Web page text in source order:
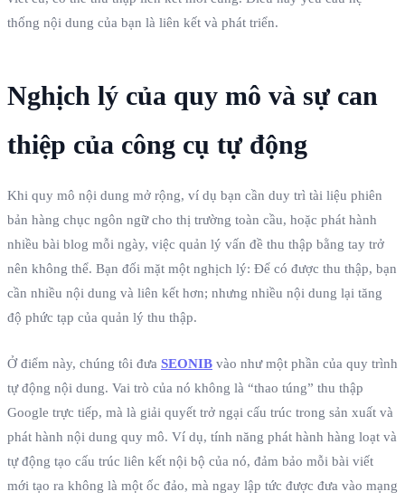
thống nội dung của bạn là liên kết và phát triển.
Nghịch lý của quy mô và sự can
thiệp của công cụ tự động
Khi quy mô nội dung mở rộng, ví dụ bạn cần duy trì tài liệu phiên
bản hàng chục ngôn ngữ cho thị trường toàn cầu, hoặc phát hành
nhiều bài blog mỗi ngày, việc quản lý vấn đề thu thập bằng tay trở
nên không thể. Bạn đối mặt một nghịch lý: Để có được thu thập, bạn
cần nhiều nội dung và liên kết hơn; nhưng nhiều nội dung lại tăng
độ phức tạp của quản lý thu thập.
Ở điểm này, chúng tôi đưa SEONIB vào như một phần của quy trình
tự động nội dung. Vai trò của nó không là “thao túng” thu thập
Google trực tiếp, mà là giải quyết trở ngại cấu trúc trong sản xuất và
phát hành nội dung quy mô. Ví dụ, tính năng phát hành hàng loạt và
tự động tạo cấu trúc liên kết nội bộ của nó, đảm bảo mỗi bài viết
mới tạo ra không là một ốc đảo, mà ngay lập tức được đưa vào mạng